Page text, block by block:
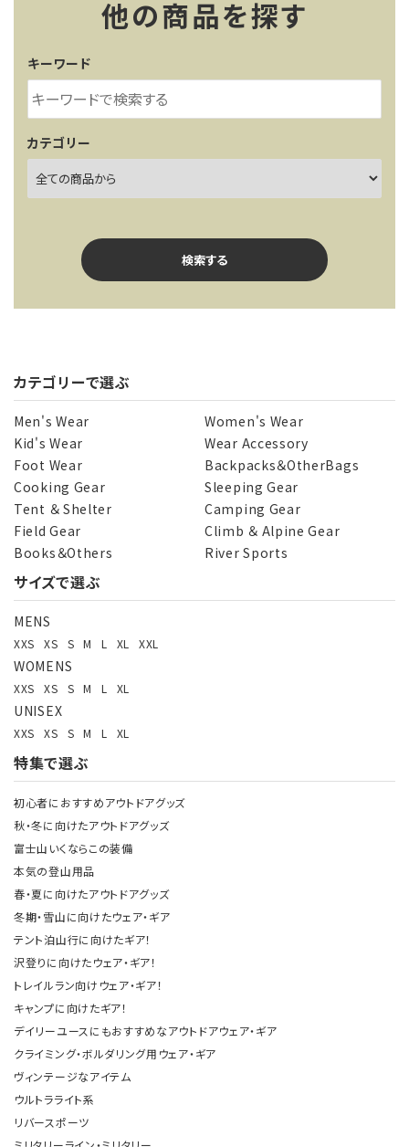
他の商品を探す
キーワード
カテゴリー
検索する
キーワード
カテゴリー
検索する
カテゴリーで選ぶ
Men's Wear
Women's Wear
Kid's Wear
Wear Accessory
Foot Wear
Backpacks＆OtherBags
Cooking Gear
Sleeping Gear
Tent ＆ Shelter
Camping Gear
Field Gear
Climb ＆ Alpine Gear
Books＆Others
River Sports
サイズで選ぶ
MENS
XXS XS S M L XL XXL
WOMENS
XXS XS S M L XL
UNISEX
XXS XS S M L XL
特集で選ぶ
初心者におすすめアウトドアグッズ
秋・冬に向けたアウトドアグッズ
富士山いくならこの装備
本気の登山用品
春・夏に向けたアウトドアグッズ
冬期・雪山に向けたウェア・ギア
テント泊山行に向けたギア！
沢登りに向けたウェア・ギア！
トレイルラン向けウェア・ギア！
キャンプに向けたギア！
デイリーユースにもおすすめなアウトドアウェア・ギア
クライミング・ボルダリング用ウェア・ギア
ヴィンテージなアイテム
ウルトラライト系
リバースポーツ